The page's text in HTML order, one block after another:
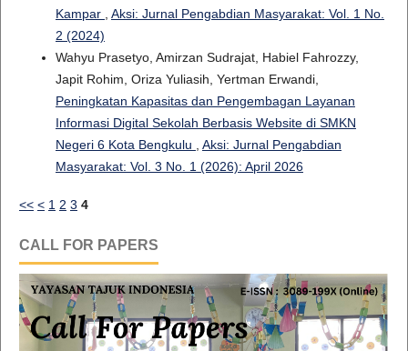
Kampar
Aksi: Jurnal Pengabdian Masyarakat: Vol. 1 No.
2 (2024)
Wahyu Prasetyo, Amirzan Sudrajat, Habiel Fahrozzy,
Japit Rohim, Oriza Yuliasih, Yertman Erwandi,
Peningkatan Kapasitas dan Pengembagan Layanan
Informasi Digital Sekolah Berbasis Website di SMKN
Negeri 6 Kota Bengkulu
Aksi: Jurnal Pengabdian
Masyarakat: Vol. 3 No. 1 (2026): April 2026
<< < 1 2 3 4
CALL FOR PAPERS